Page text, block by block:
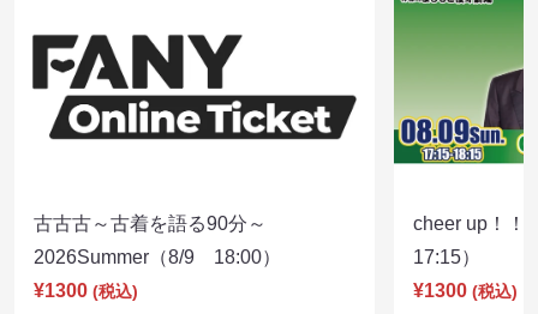
古古古～古着を語る90分～
2026Summer（8/9 18:00）
¥1300 (税込)
cheer up！
17:15）
¥1300 (税込)